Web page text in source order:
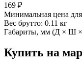
169 ₽
Минимальная цена
Вес брутто: 0.11 кг
Габариты, мм (Д × Ш
Купить на